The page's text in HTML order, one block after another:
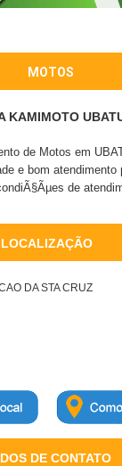
MOTOS
KAMIMOTO
de Motos em
e bom
de
LOCALIZAÇÃO
DA STA CRUZ
DE CONTATO